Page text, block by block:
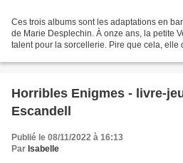
Ces trois albums sont les adaptations en
de Marie Desplechin. À onze ans, la petite
talent pour la sorcellerie. Pire que cela, elle
Horribles Enigmes - livre-jeu - A. Gallo
Escandell
Publié le 08/11/2022 à 16:13
Par Isabelle